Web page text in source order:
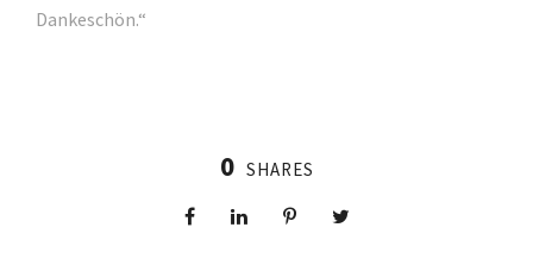
Dankeschön.“
0 SHARES